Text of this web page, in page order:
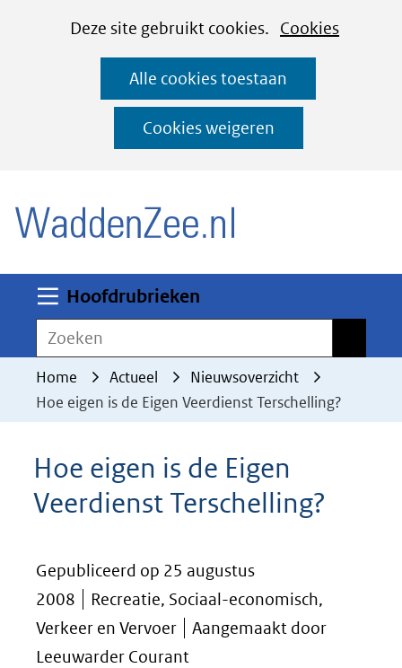
CookiesDeze site gebruikt cookies. Cookies
deze
worden
toegestaan
geweigerd.
Alle cookies toestaan
Cookies weigeren
Ga
naar
de
inhoud
Hoofdrubrieken
Zoeken
Home Actueel
Nieuwsoverzicht
Hoe eigen is de Eigen Veerdienst Terschelling?
Hoe eigen is de Eigen
Veerdienst Terschelling?
Gepubliceerd op 25 augustus
2008
Recreatie, Sociaal-economisch,
Verkeer en Vervoer
Aangemaakt door
Leeuwarder Courant